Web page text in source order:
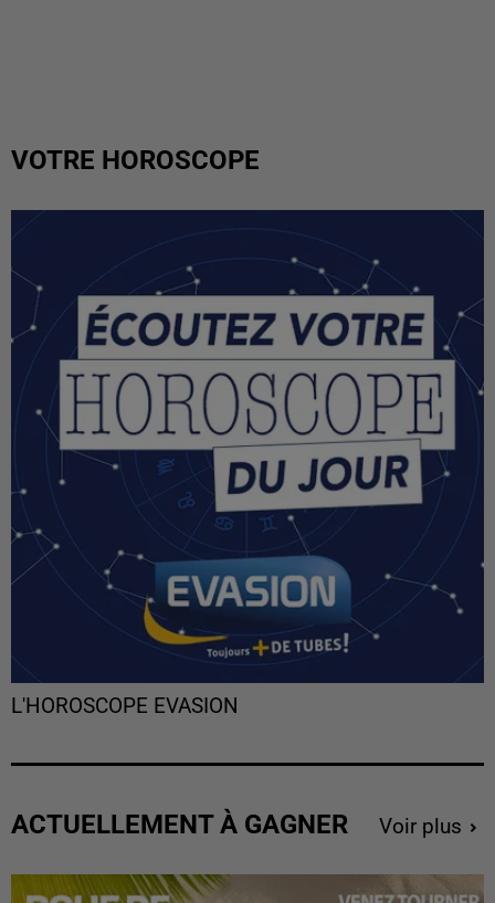
VOTRE HOROSCOPE
L'HOROSCOPE EVASION
ACTUELLEMENT À GAGNER Voir plus